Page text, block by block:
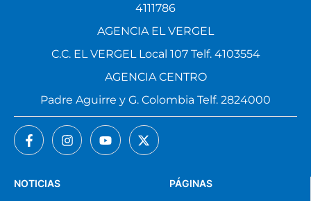
PÁGINAS
NOTICIAS
4111786
AGENCIA EL VERGEL
C.C. EL VERGEL Local 107 Telf. 4103554
AGENCIA CENTRO
Padre Aguirre y G. Colombia Telf. 2824000